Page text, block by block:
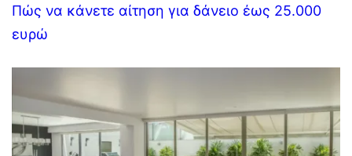
Πώς να κάνετε αίτηση για δάνειο έως 25.000
ευρώ